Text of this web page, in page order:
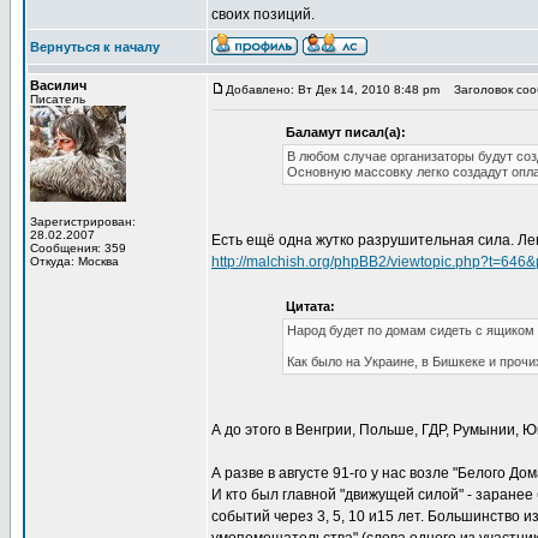
своих позиций.
Вернуться к началу
Василич
Писатель
Зарегистрирован:
28.02.2007
Сообщения: 359
Откуда: Москва
Добавлено: Вт Дек 14, 2010 8:48 pm Заголовок
Баламут писал(а):
В любом случае организаторы будут
Основную массовку легко создадут
Есть ещё одна жутко разрушительная сила.
http://malchish.org/phpBB2/
Цитата:
Народ будет по домам сидеть с
Как было на Украине, в Бишкеке и
А до этого в Венгрии, Польше, ГДР, Румынии,
А разве в августе 91-го у нас возле "Белого
И кто был главной "движущей силой" -
событий через 3, 5, 10 и15 лет. Большинство